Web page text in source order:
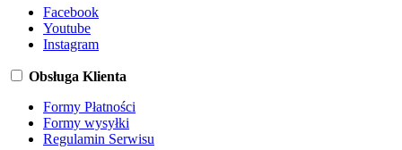
Facebook
Youtube
Instagram
Obsługa Klienta
Formy Płatności
Formy wysyłki
Regulamin Serwisu